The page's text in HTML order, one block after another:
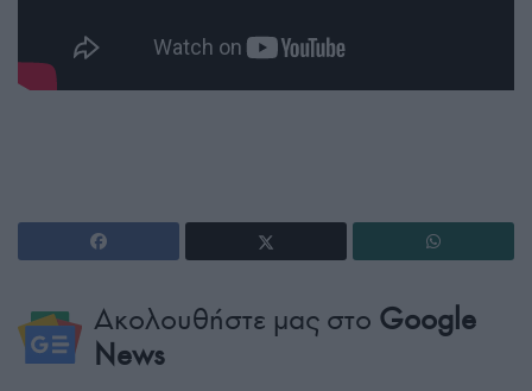
Ακολουθήστε μας στο Google
News